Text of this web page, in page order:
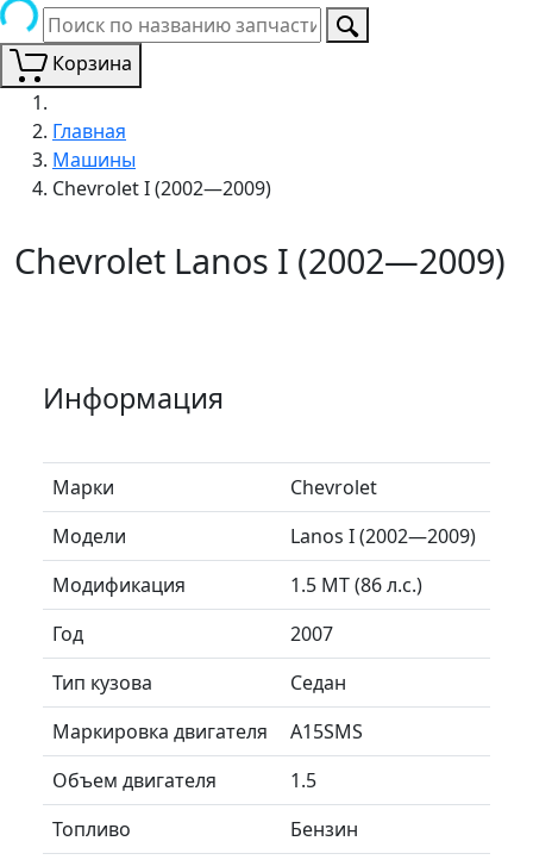
Корзина
Главная
Машины
Chevrolet I (2002—2009)
Chevrolet Lanos I (2002—2009)
Информация
Марки
Chevrolet
Модели
Lanos I (2002—2009)
Модификация
1.5 MT (86 л.с.)
Год
2007
Тип кузова
Седан
Маркировка двигателя
A15SMS
Объем двигателя
1.5
Топливо
Бензин